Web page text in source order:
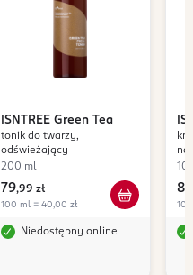
ISNTREE Green Tea
tonik do twarzy,
odświeżający
200 ml
79,99 zł
100 ml = 40,00 zł
Niedostępny online
89